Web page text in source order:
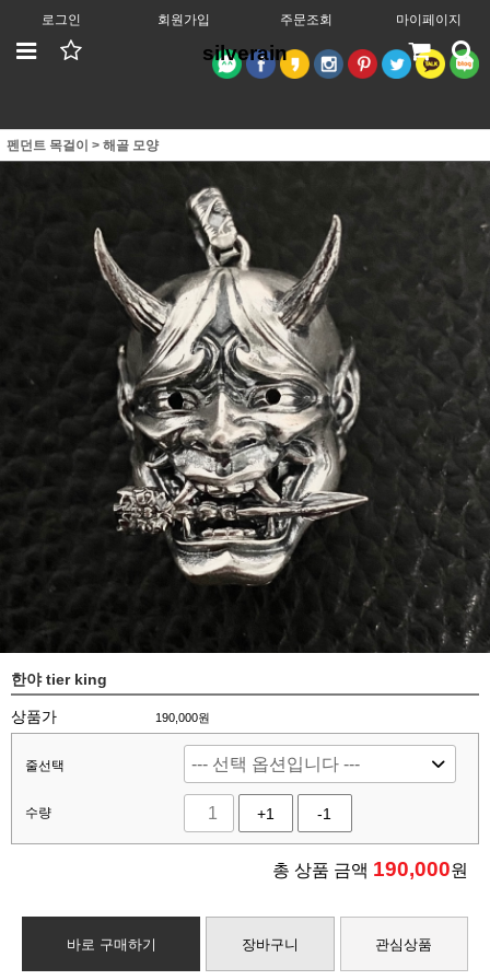
로그인 회원가입 주문조회 마이페이지
silverain
펜던트 목걸이 > 해골 모양
한야 tier king
상품가 190,000원
줄선택
수량 +1 -1
총 상품 금액 190,000원
바로 구매하기 장바구니 관심상품